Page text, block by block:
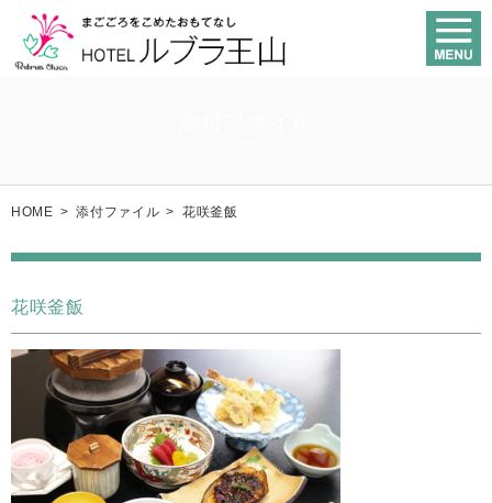
HOME > 添付ファイル > 花咲釜飯
花咲釜飯